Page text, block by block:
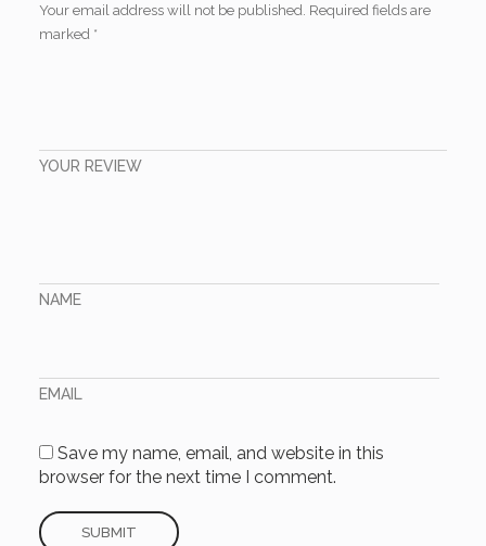
Your email address will not be published. Required fields are
marked *
YOUR REVIEW
NAME
EMAIL
Save my name, email, and website in this
browser for the next time I comment.